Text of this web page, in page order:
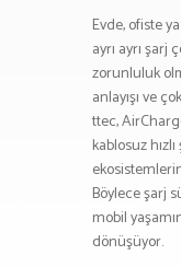
Evde, ofiste
ayrı ayrı şarj
zorunluluk
anlayışı ve
ttec,
kablosuz
Böylece şarj
mobil
dönüşüyor.